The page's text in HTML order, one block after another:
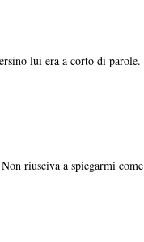
lui era a corto di parole.
riusciva a spiegarmi come